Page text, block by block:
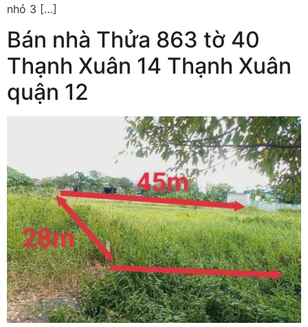
nhỏ 3 […]
Bán nhà Thửa 863 tờ 40
Thạnh Xuân 14 Thạnh Xuân
quận 12